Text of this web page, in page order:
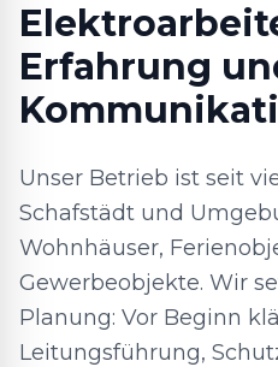
Erfahrung
Unser Betrieb ist seit
Schafstädt und
Wohnhäuser,
Gewerbeobjekte. Wir
Planung: Vor Beginn
Leitungsführung,